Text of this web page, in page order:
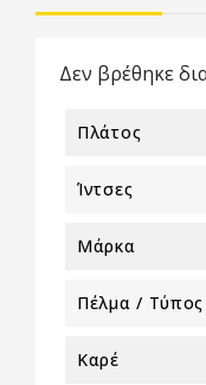
Δεν βρέθηκε
Πλάτος
Ίντσες
Μάρκα
Πέλμα / Τύπος
Καρέ